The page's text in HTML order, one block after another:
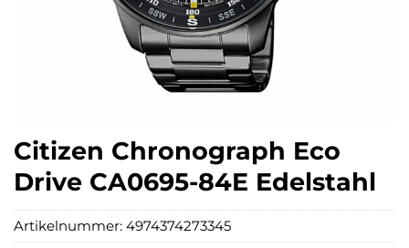
Citizen Chronograph Eco
Drive CA0695-84E Edelstahl
Artikelnummer: 4974374273345